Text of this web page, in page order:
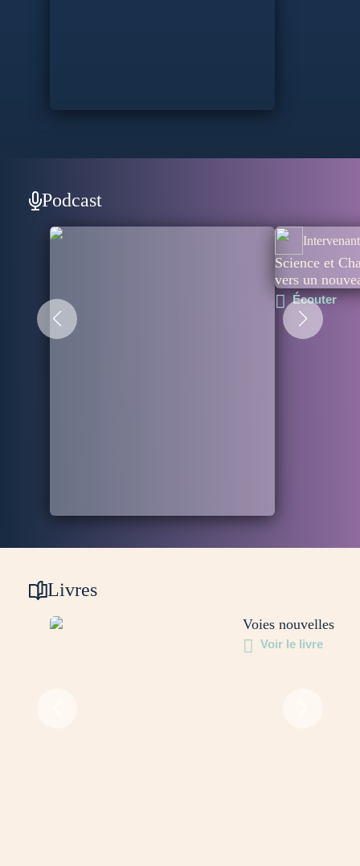
Podcast
Intervenant
Science et
vers un
Écouter
Livres
Voies nouvelles
Voir le livre